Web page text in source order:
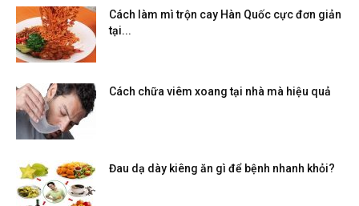
Cách làm mì trộn cay Hàn Quốc cực đơn giản
tại...
Cách chữa viêm xoang tại nhà mà hiệu quả
Đau dạ dày kiêng ăn gì để bệnh nhanh khỏi?